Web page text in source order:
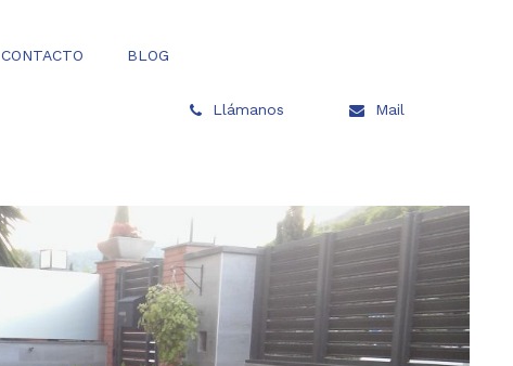
CONTACTO BLOG
Llámanos Mail